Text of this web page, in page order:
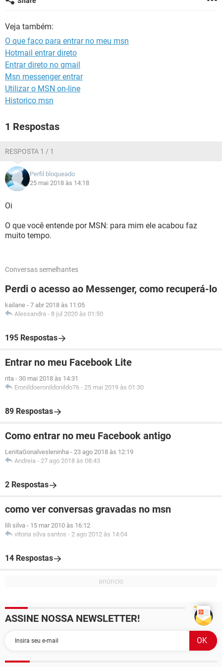
GUIA DE COMPRAS
Veja também:
O que faço para entrar no meu msn
Hotmail entrar direto
Entrar direto no gmail
Msn messenger entrar
Utilizar o MSN on-line
Historico msn
1 Respostas
RESPOSTA 1 / 1
Perfil bloqueado
25 mai 2018 às 14:18
Oi
O que você entende por MSN: para mim ele acabou faz
muito tempo.
Conversas semelhantes
Perdi o acesso ao Messenger, como recuperá-lo
kailane - 7 abr 2018 às 11:05
Alessandra - 8 jul 2020 às 01:50
195 Respostas
Entrar no meu Facebook Lite
rita - 30 mai 2018 às 14:31
Eronildoeronildonildo76 - 25 mai 2019 às 01:30
89 Respostas
Como entrar no meu Facebook antigo
LenitaGonalvesleninha - 23 ago 2018 às 12:19
Andreia - 27 ago 2018 às 08:43
2 Respostas
como ver conversas gravadas no msn
lili silva - 15 mar 2010 às 16:12
vitoria silva santos - 2 ago 2012 às 14:04
14 Respostas
ASSINE NOSSA NEWSLETTER!